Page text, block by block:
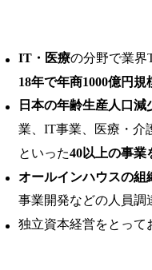
IT・医療の分野で業界
18年で年商1000億円規
日本の年齢生産人口減
業、IT事業、医療・介
といった40以上の事業
オールインハウスの組
事業開発などの人員調
独立資本経営をとって